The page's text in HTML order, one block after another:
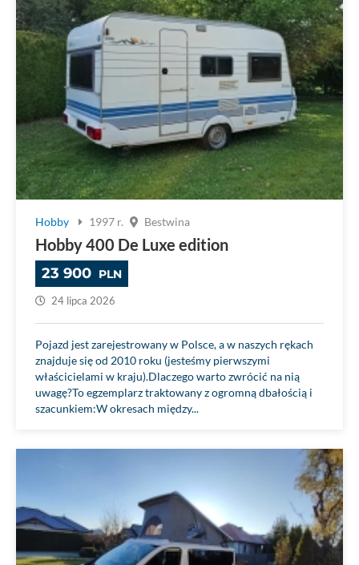
Hobby 1997 r. Bestwina
Hobby 400 De Luxe edition
23 900 PLN
24 lipca 2026
Pojazd jest zarejestrowany w Polsce, a w naszych rękach
znajduje się od 2010 roku (jesteśmy pierwszymi
właścicielami w kraju).Dlaczego warto zwrócić na nią
uwagę?To egzemplarz traktowany z ogromną dbałością i
szacunkiem:W okresach między...